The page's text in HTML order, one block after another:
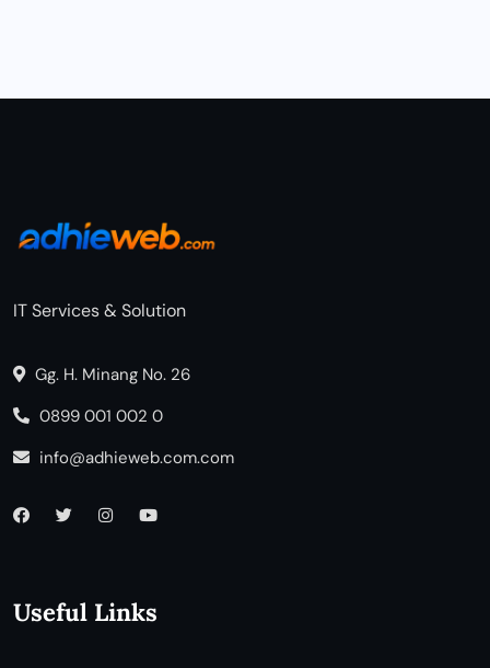
IT Services & Solution
Gg. H. Minang No. 26
0899 001 002 0
info@adhieweb.com.com
Useful Links